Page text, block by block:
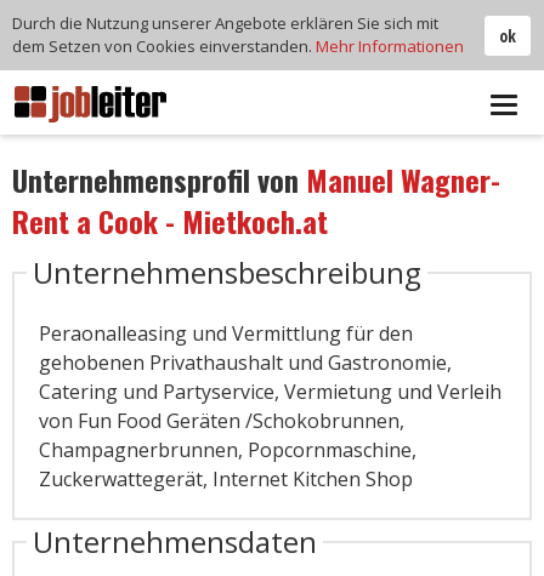
Unternehmensprofil von Manuel Wagner-
Rent a Cook - Mietkoch.at
Unternehmensbeschreibung
Peraonalleasing und Vermittlung für den
gehobenen Privathaushalt und Gastronomie,
Catering und Partyservice, Vermietung und Verleih
von Fun Food Geräten /Schokobrunnen,
Champagnerbrunnen, Popcornmaschine,
Zuckerwattegerät, Internet Kitchen Shop
Unternehmensdaten
ok
Durch die Nutzung unserer Angebote erklären Sie sich mit
dem Setzen von Cookies einverstanden. Mehr Informationen